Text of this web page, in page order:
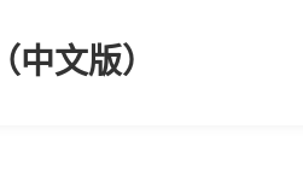
中文版）